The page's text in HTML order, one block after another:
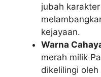
jubah
kejayaan.
Warna
merah milik
dikelilingi